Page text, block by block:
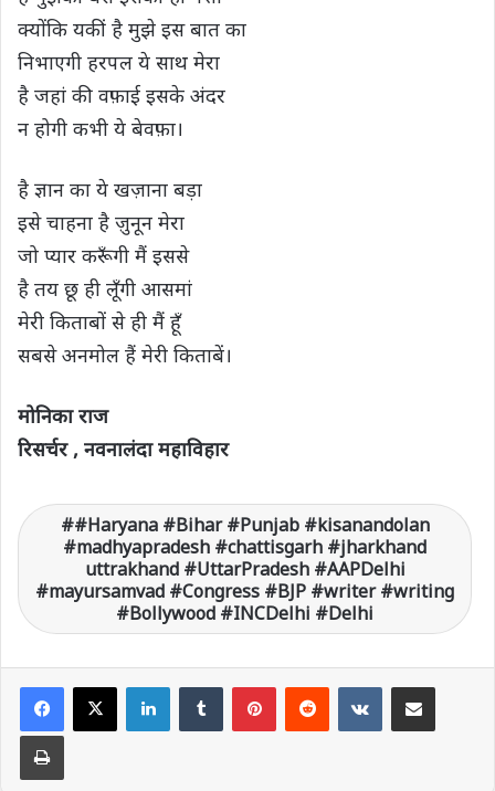
क्योंकि यकीं है मुझे इस बात का
निभाएगी हरपल ये साथ मेरा
है जहां की वफ़ाई इसके अंदर
न होगी कभी ये बेवफ़ा।
है ज्ञान का ये खज़ाना बड़ा
इसे चाहना है ज़ुनून मेरा
जो प्यार करूँगी मैं इससे
है तय छू ही लूँगी आसमां
मेरी किताबों से ही मैं हूँ
सबसे अनमोल हैं मेरी किताबें।
मोनिका राज
रिसर्चर , नवनालंदा महाविहार
#Haryana #Bihar #Punjab #kisanandolan
#madhyapradesh #chattisgarh #jharkhand
uttrakhand #UttarPradesh #AAPDelhi
#mayursamvad #Congress #BJP #writer #writing
#Bollywood #INCDelhi #Delhi
LinkedIn VKontakte